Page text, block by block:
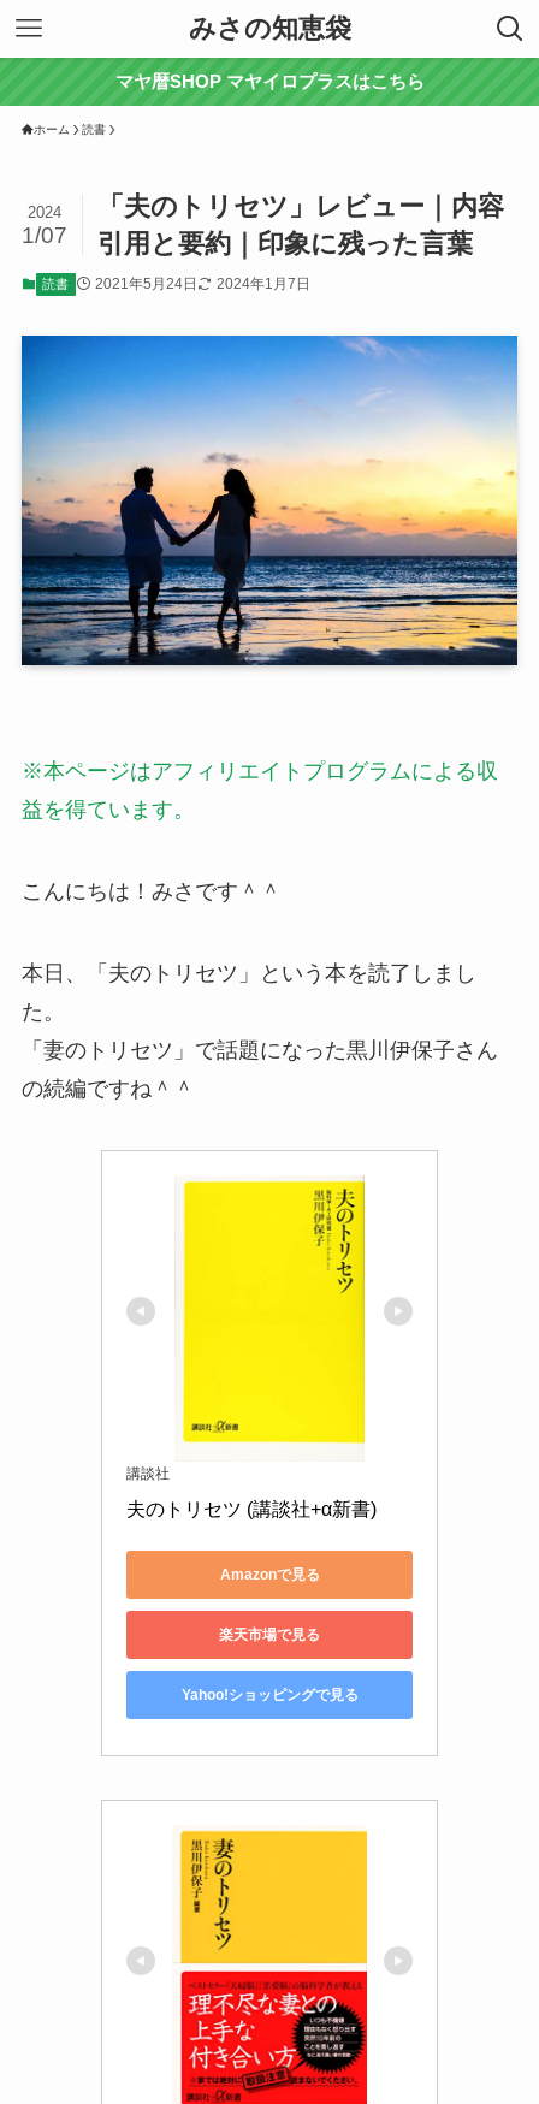
みさの知恵袋
マヤ暦SHOP マヤイロプラスはこちら
ホーム 読書
「夫のトリセツ」レビュー｜内容
引用と要約｜印象に残った言葉
2024
1/07
読書 2021年5月24日 2024年1月7日
※本ページはアフィリエイトプログラムによる収
益を得ています。
こんにちは！みさです＾＾
本日、「夫のトリセツ」という本を読了しまし
た。
「妻のトリセツ」で話題になった黒川伊保子さん
の続編ですね＾＾
講談社
夫のトリセツ (講談社+α新書)
Amazonで見る
楽天市場で見る
Yahoo!ショッピングで見る